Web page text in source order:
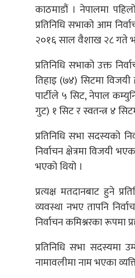
काठमाडौं । नेपालमा
प्रतिनिधि सभाको आम
२०१६ साल वैशाख २८ गते
प्रतिनिधि सभाको उक्त
तिहाइ (७४) सिटमा विजयी
पार्टीले ५ सिट, नेपाल
गुट) १ सिट र स्वतन्त्र ४
प्रतिनिधि सभा सदस्यको
निर्वाचन क्षेत्रमा विजयी
भएको थियो ।
प्रत्यक्ष मतदानबाट हुने
व्यवस्था नभए तापनि
निर्वाचन कमिश्नरका रूपमा
प्रतिनिधि सभा सदस्यमा
नामावलीमा नाम भएका